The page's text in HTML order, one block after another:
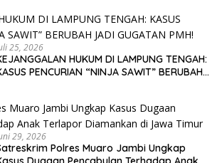
25, 2026
HUKUM DI LAMPUNG TENGAH:
PENCURIAN “NINJA SAWIT” BERUBAH
29, 2026
Polres Muaro Jambi Ungkap